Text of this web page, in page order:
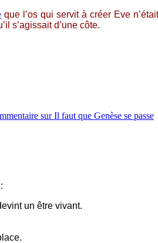
que l’os qui servit à créer Eve
s’agissait d’une côte.
sur Il faut que Genèse se passe
un être vivant.